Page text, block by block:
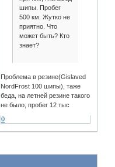
шипы. Пробег
500 км. Жутко не
приятно. Что
может быть? Кто
знает?
Проблема в резине(Gislaved
NordFrost 100 шипы), таже
беда, на летней резине такого
не было, пробег 12 тыс
0